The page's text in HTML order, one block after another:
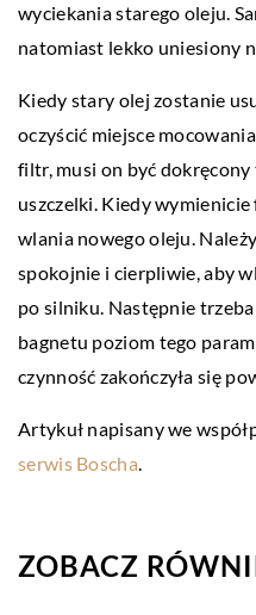
wyciekania starego oleju.
natomiast lekko uniesiony
Kiedy stary olej zostanie
oczyścić miejsce
filtr, musi on być dokręcony
uszczelki. Kiedy
wlania nowego oleju.
spokojnie i cierpliwie, aby
po silniku. Następnie
bagnetu poziom tego
czynność zakończyła się
Artykuł napisany we
serwis Boscha.
ZOBACZ